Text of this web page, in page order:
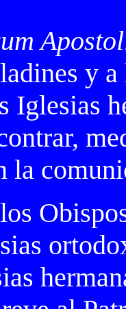
y
Iglesias
la